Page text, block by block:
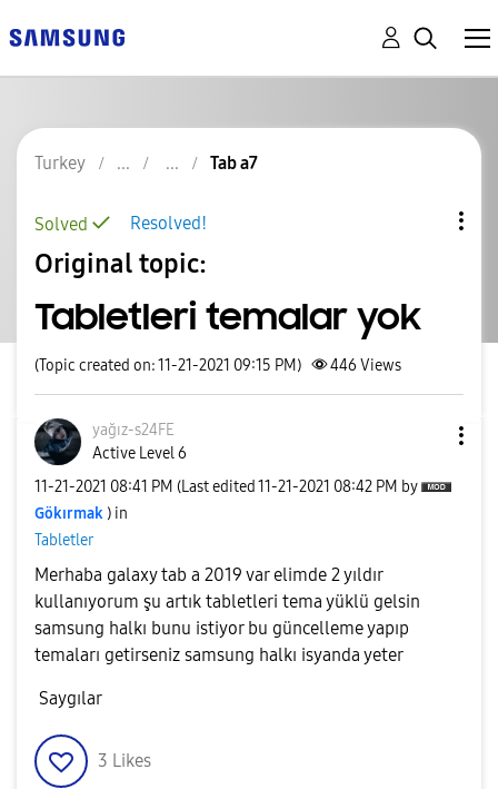
Turkey Tab a7
Resolved!
Solved
Original topic:
Tabletleri temalar yok
(Topic created on: 11-21-2021 09:15 PM) 446 Views
yağız-s24FE
Active Level 6
‎11-21-2021 08:41 PM (Last edited ‎11-21-2021 08:42 PM by
Gökırmak ) in
Tabletler
Merhaba galaxy tab a 2019 var elimde 2 yıldır
kullanıyorum şu artık tabletleri tema yüklü gelsin
samsung halkı bunu istiyor bu güncelleme yapıp
temaları getirseniz samsung halkı isyanda yeter
Saygılar
3 Likes